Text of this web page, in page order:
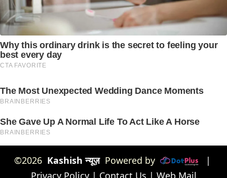
©2026 Kashish न्यूज़ Powered by
|
Privacy Policy | Contact Us | Web Mail